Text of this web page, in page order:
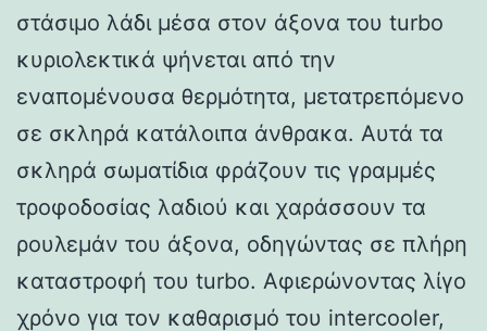
στάσιμο λάδι μέσα στον άξονα του turbo
κυριολεκτικά ψήνεται από την
εναπομένουσα θερμότητα, μετατρεπόμενο
σε σκληρά κατάλοιπα άνθρακα. Αυτά τα
σκληρά σωματίδια φράζουν τις γραμμές
τροφοδοσίας λαδιού και χαράσσουν τα
ρουλεμάν του άξονα, οδηγώντας σε πλήρη
καταστροφή του turbo. Αφιερώνοντας λίγο
χρόνο για τον καθαρισμό του intercooler,